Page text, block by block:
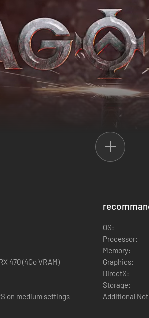
470 (4Go VRAM)
on medium settings
OS:
Processor:
Memory:
Graphics:
DirectX:
Storage:
Additional